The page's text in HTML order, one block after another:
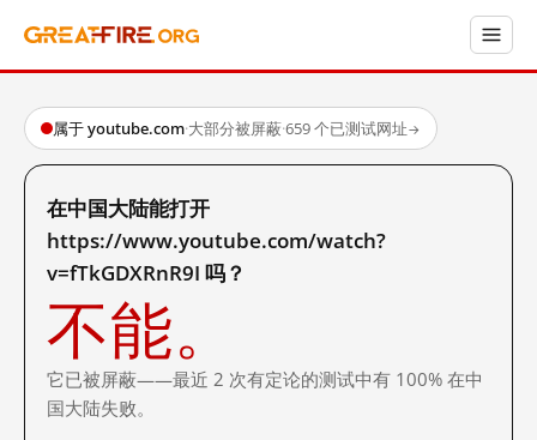
属于 youtube.com·大部分被屏蔽·659 个已测试网址→
在中国大陆能打开
https://www.youtube.com/watch?
v=fTkGDXRnR9I 吗？
不能。
它已被屏蔽——最近 2 次有定论的测试中有 100% 在中
国大陆失败。